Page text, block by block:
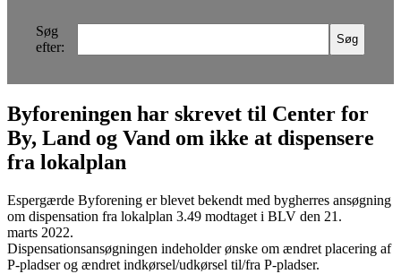
Søg
efter:
Byforeningen har skrevet til Center for
By, Land og Vand om ikke at dispensere
fra lokalplan
Espergærde Byforening er blevet bekendt med bygherres ansøgning
om dispensation fra lokalplan 3.49 modtaget i BLV den 21.
marts 2022.
Dispensationsansøgningen indeholder ønske om ændret placering af
P-pladser og ændret indkørsel/udkørsel til/fra P-pladser.